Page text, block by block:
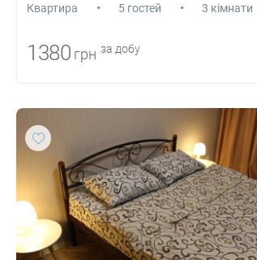
Квартира • 5 гостей • 3 кімнати
1380 грн за добу